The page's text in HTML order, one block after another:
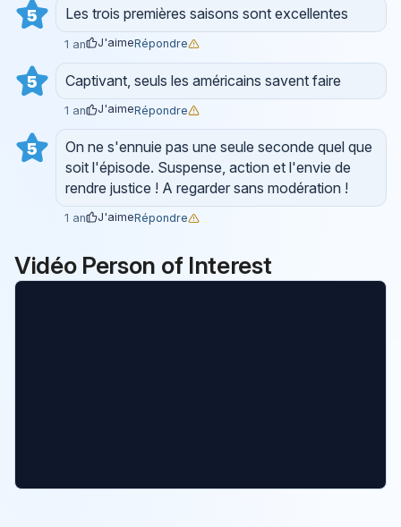
5 Les trois premières saisons sont excellentes
1 an J'aimeRépondre
5 Captivant, seuls les américains savent faire
1 an J'aimeRépondre
5
On ne s'ennuie pas une seule seconde quel que
soit l'épisode. Suspense, action et l'envie de
rendre justice ! A regarder sans modération !
1 an J'aimeRépondre
Vidéo Person of Interest